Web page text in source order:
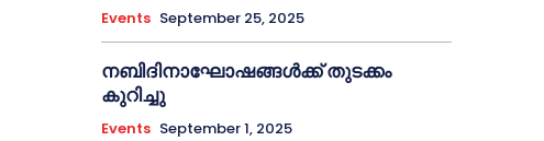
Events September 25, 2025
നബിദിനാഘോഷങ്ങൾക്ക് തുടക്കം
കുറിച്ചു
Events September 1, 2025